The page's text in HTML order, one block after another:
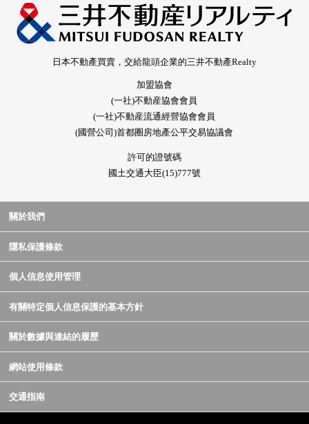
日本不動產買賣，交給龍頭企業的三井不動產Realty
加盟協會
(一社)不動産協會會員
(一社)不動産流通經營協會會員
(國營公司)首都圈房地產公平交易協議會
許可的證號碼
國土交通大臣(15)777號
關於我們
隱私保護條款
個人信息使用管理
有關特定個人信息保護的基本方針
關於數據與連結的履歷
網站使用條款
交通指南